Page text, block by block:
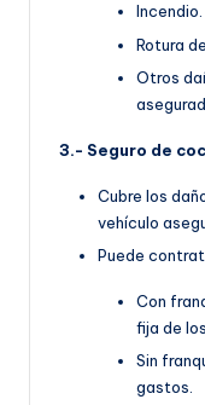
Incendio.
Rotura
Otros
3.- Seguro de
Cubre los
vehículo
Puede
Con
fija de
Sin
gastos.